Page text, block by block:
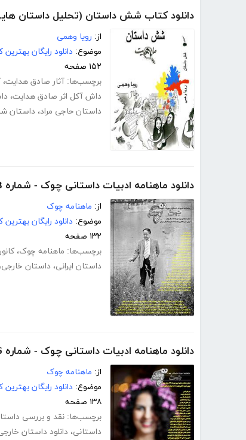
دانلود کتاب شش داستان (تحلیل داستان
از: رویا وهمی
موضوع: دانلود رایگان
۱۵۲ صفحه
برچسب‌ها: آثار صادق هدایت،
داش آکل اثر صادق هدایت،
داستان حاجی مراد، داستان
دانلود ماهنامه ادبیات داستانی چوک - شماره 53
از: ماهنامه چوک
موضوع: دانلود رایگان
۱۳۲ صفحه
برچسب‌ها: ماهنامه چوک،
داستان ایرانی، داستان خارجی،
دانلود ماهنامه ادبیات داستانی چوک - شماره 56
از: ماهنامه چوک
موضوع: دانلود رایگان
۱۳۸ صفحه
برچسب‌ها: نقد و بررسی
داستانی، دانلود داستان